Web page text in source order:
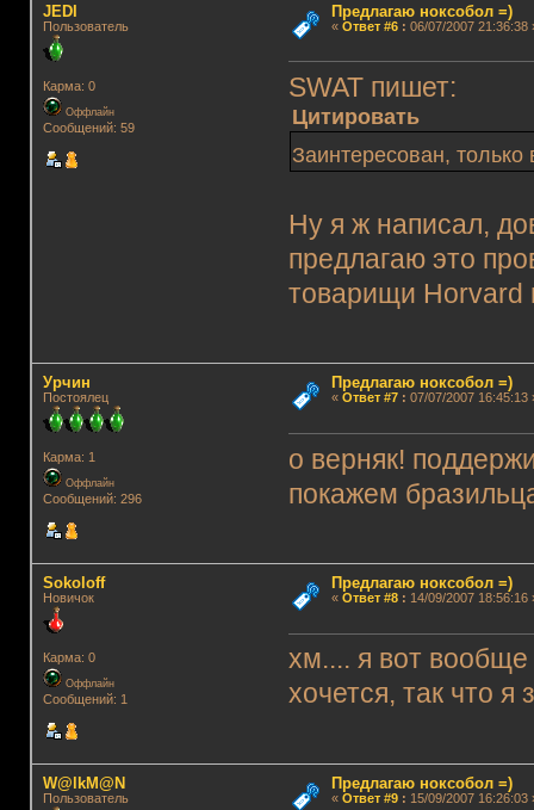
JEDI
Пользователь
Карма: 0
Оффлайн
Сообщений: 59
Предлагаю ноксобол =)
« Ответ #6: 06/07/2007 21:36:38
SWAT пишет:
Цитировать
Заинтересован,
Ну я ж написал,
предлагаю это
товарищи Horvard
Урчин
Постоялец
Карма: 1
Оффлайн
Сообщений: 296
Предлагаю ноксобол =)
« Ответ #7: 07/07/2007 16:45:13
о верняк!
покажем
Sokoloff
Новичок
Карма: 0
Оффлайн
Сообщений: 1
Предлагаю ноксобол =)
« Ответ #8: 14/09/2007 18:56:16
хм.... я вот вообще
хочется, так что я
W@lkM@N
Пользователь
Предлагаю ноксобол =)
« Ответ #9: 15/09/2007 16:26:03